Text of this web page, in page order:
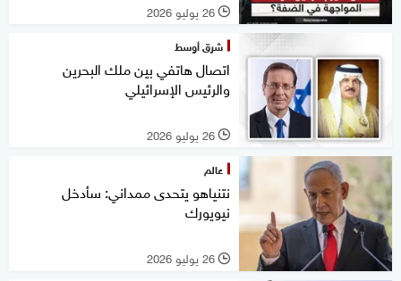
l 26 يوليو 2026
شرق أوسط
اتصال هاتفي بين ملك البحرين
والرئيس الإسرائيلي
l 26 يوليو 2026
عالم
نتنياهو يتحدى ممداني: سأدخل
نيويورك
l 26 يوليو 2026